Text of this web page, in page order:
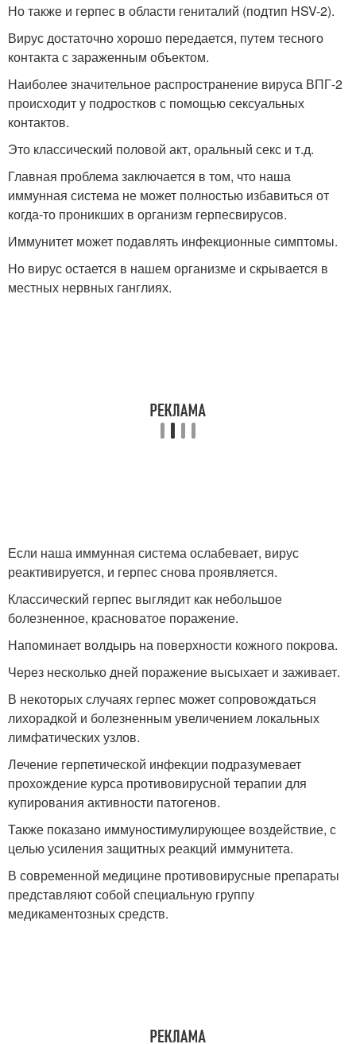
Но также и герпес в области гениталий (подтип HSV-2).
Вирус достаточно хорошо передается, путем тесного
контакта с зараженным объектом.
Наиболее значительное распространение вируса ВПГ-2
происходит у подростков с помощью сексуальных
контактов.
Это классический половой акт, оральный секс и т.д.
Главная проблема заключается в том, что наша
иммунная система не может полностью избавиться от
когда-то проникших в организм герпесвирусов.
Иммунитет может подавлять инфекционные симптомы.
Но вирус остается в нашем организме и скрывается в
местных нервных ганглиях.
Если наша иммунная система ослабевает, вирус
реактивируется, и герпес снова проявляется.
Классический герпес выглядит как небольшое
болезненное, красноватое поражение.
Напоминает волдырь на поверхности кожного покрова.
Через несколько дней поражение высыхает и заживает.
В некоторых случаях герпес может сопровождаться
лихорадкой и болезненным увеличением локальных
лимфатических узлов.
Лечение герпетической инфекции подразумевает
прохождение курса противовирусной терапии для
купирования активности патогенов.
Также показано иммуностимулирующее воздействие, с
целью усиления защитных реакций иммунитета.
В современной медицине противовирусные препараты
представляют собой специальную группу
медикаментозных средств.